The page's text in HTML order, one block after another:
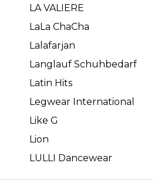
LA VALIERE
LaLa ChaCha
Lalafarjan
Langlauf Schuhbedarf
Latin Hits
Legwear International
Like G
Lion
LULLI Dancewear